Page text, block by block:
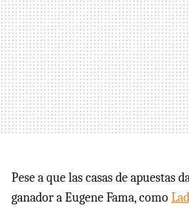
Pese a que las casas de apuestas
ganador a Eugene Fama, como